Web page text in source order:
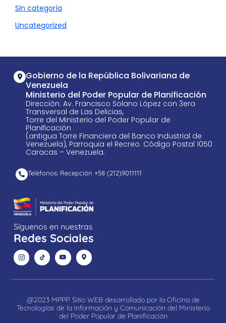
Sin categoría
Uncategorized
Gobierno de la República Bolivariana de
Venezuela
Ministerio del Poder Popular de Planificación
Dirección: Av. Francisco Solano López con 3era
Transversal de Las Delicias,
Torre del Ministerio del Poder Popular de
Planificación
(antigua Torre Financiera del Banco Industrial de
Venezuela), Parroquia el Recreo. Código Postal 1050
Caracas – Venezuela.
Teléfonos: Recepción +58 ​(212)9011111
Síguenos en nuestras
Redes Sociales
@2023 MPPP. Sitio WEB desarrollado por la Oficina de
Tecnologías de la Información y Comunicación del Ministerio
del Poder Popular de Planificación